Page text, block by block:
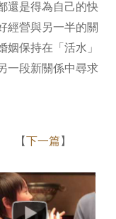
還是得為自己的快
經營與另一半的關
姻保持在「活水」
一段新關係中尋求
【下一篇 】